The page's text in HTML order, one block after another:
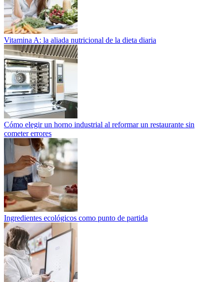
Vitamina A: la aliada nutricional de la dieta diaria
Cómo elegir un horno industrial al reformar un restaurante sin
cometer errores
Ingredientes ecológicos como punto de partida